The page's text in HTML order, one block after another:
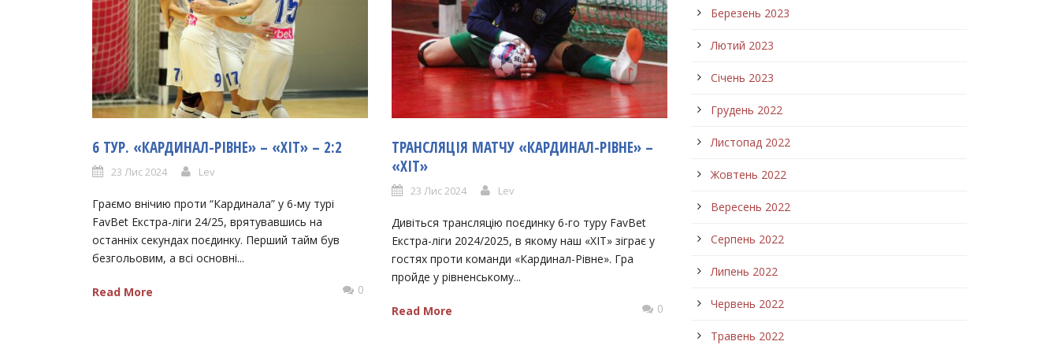
6 ТУР. «КАРДИНАЛ-РІВНЕ» – «ХІТ» – 2:2
23 Лис 2024 Lev
Граємо внічию проти “Кардинала” у 6-му турі
FavBet Екстра-ліги 24/25, врятувавшись на
останніх секундах поєдинку. Перший тайм був
безгольовим, а всі основні...
Read More 0
ТРАНСЛЯЦІЯ МАТЧУ «КАРДИНАЛ-РІВНЕ» –
«ХІТ»
23 Лис 2024 Lev
Дивіться трансляцію поєдинку 6-го туру FavBet
Екстра-ліги 2024/2025, в якому наш «ХІТ» зіграє у
гостях проти команди «Кардинал-Рівне». Гра
пройде у рівненському...
Read More 0
Березень 2023
Лютий 2023
Січень 2023
Грудень 2022
Листопад 2022
Жовтень 2022
Вересень 2022
Серпень 2022
Липень 2022
Червень 2022
Травень 2022